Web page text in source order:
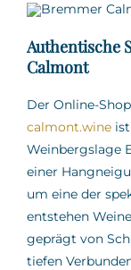
Authentische
Calmont
Der Online-
calmont.wineist
Weinbergslage
einer
um eine der
entstehen
geprägt von
tiefen